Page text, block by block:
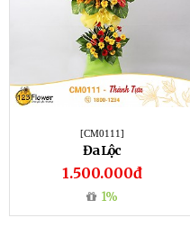
[CM0111]
Đa Lộc
1.500.000đ
1%